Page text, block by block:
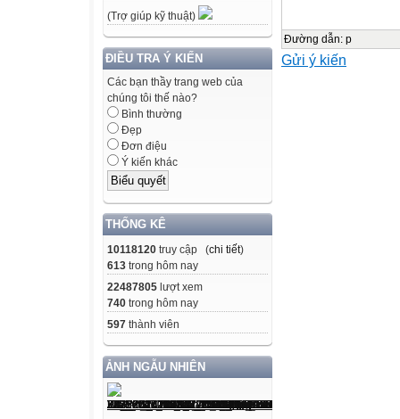
(Trợ giúp kỹ thuật)
ĐIỀU TRA Ý KIẾN
Các bạn thầy trang web của
chúng tôi thế nào?
Bình thường
Đẹp
Đơn điệu
Ý kiến khác
THỐNG KÊ
10118120 truy cập (chi tiết)
613 trong hôm nay
22487805 lượt xem
740 trong hôm nay
597 thành viên
ẢNH NGẪU NHIÊN
được HPT
cho phù hợp
Đường dẫn: p
Gửi ý kiến